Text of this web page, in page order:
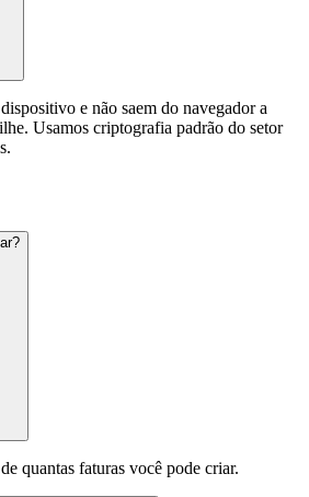
e não saem do navegador a
Usamos criptografia padrão do setor
quantas faturas você pode criar.